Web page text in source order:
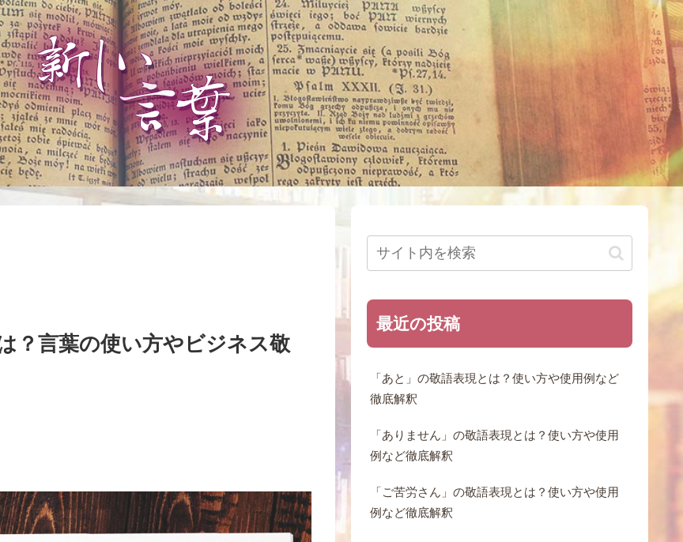
？言葉の使い方やビジネス敬
最近の投稿
「あと」の敬語表現とは？使い方や使用例など
徹底解釈
「ありません」の敬語表現とは？使い方や使用
例など徹底解釈
「ご苦労さん」の敬語表現とは？使い方や使用
例など徹底解釈